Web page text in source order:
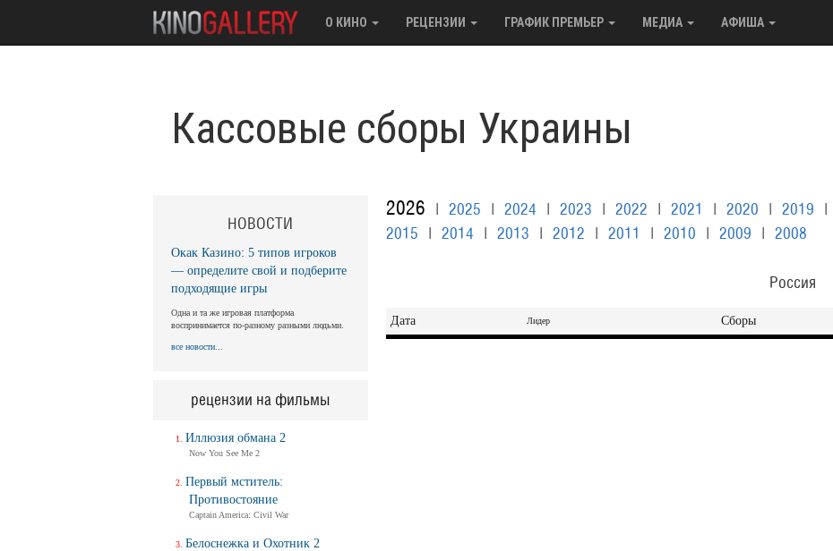
О КИНО РЕЦЕНЗИИ ГРАФИК ПРЕМЬЕР МЕДИА АФИША
Кассовые сборы Украины
НОВОСТИ
Окак Казино: 5 типов игроков
— определите свой и подберите
подходящие игры
Одна и та же игровая платформа
воспринимается по-разному разными людьми.
все новости...
рецензии на фильмы
Иллюзия обмана 2
Now You See Me 2
Первый мститель:
Противостояние
Captain America: Civil War
Белоснежка и Охотник 2
2026 2025 2024 2023 2022 2021 2020 2019
2015
2014 2013 2012 2011 2010 2009 2008
Россия
Дата Лидер Сборы